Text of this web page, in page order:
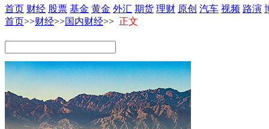
首页 财经 股票 基金 黄金 外汇 期货 理财 原创 汽车 视频 路演
首页>>财经>>国内财经>> 正文